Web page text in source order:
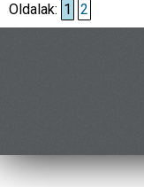
Oldalak: 1 2